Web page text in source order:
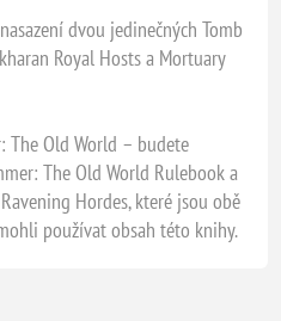
dvou jedinečných Tomb
Royal Hosts a Mortuary
The Old World – budete
The Old World Rulebook a
Hordes, které jsou obě
používat obsah této knihy.